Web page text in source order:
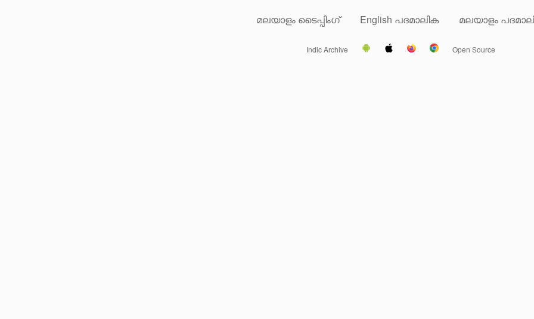
മലയാളം ടൈപ്പിംഗ് English പദമാലിക മലയാളം
Indic Archive Open Source